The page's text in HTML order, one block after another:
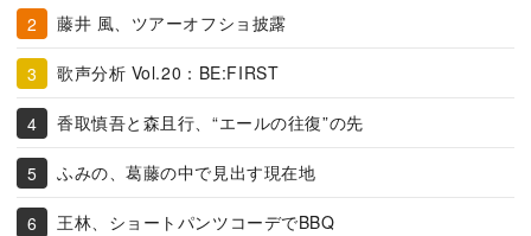
藤井 風、ツアーオフショ披露
歌声分析 Vol.20：BE:FIRST
香取慎吾と森且行、“エールの往復”の先
ふみの、葛藤の中で見出す現在地
王林、ショートパンツコーデでBBQ